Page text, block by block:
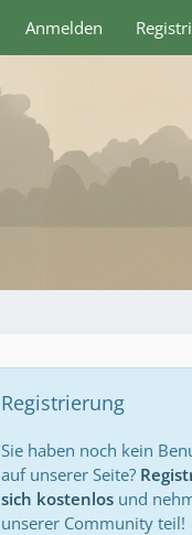
Anmelden
Registrierung
Sie haben noch kein
auf unserer Seite?
sich kostenlos und
unserer Community teil!